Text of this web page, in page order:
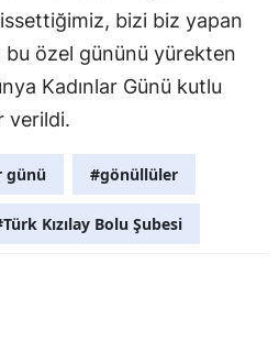
Mersin
İstanbul
Kars
Kastamonu
Kayseri
bizi biz yapan
bu özel gününü yürekten
Kadınlar Günü kutlu
verildi.
günü #gönüllüler
Kızılay Bolu Şubesi